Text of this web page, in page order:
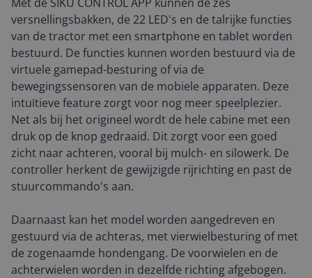
versnellingsbakken, de 22 LED's en de talrijke functies
van de tractor met een smartphone en tablet worden
bestuurd. De functies kunnen worden bestuurd via de
virtuele gamepad-besturing of via de
bewegingssensoren van de mobiele apparaten. Deze
intuïtieve feature zorgt voor nog meer speelplezier.
Net als bij het origineel wordt de hele cabine met een
druk op de knop gedraaid. Dit zorgt voor een goed
zicht naar achteren, vooral bij mulch- en silowerk. De
controller herkent de gewijzigde rijrichting en past de
stuurcommando's aan.
Daarnaast kan het model worden aangedreven en
gestuurd via de achteras, met vierwielbesturing of met
de zogenaamde hondengang. De voorwielen en de
achterwielen worden in dezelfde richting afgebogen.